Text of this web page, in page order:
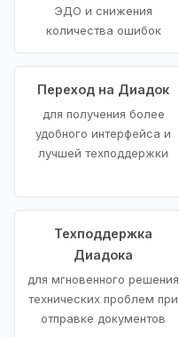
ЭДО и снижения
количества ошибок
Переход на Диадок
для получения более
удобного интерфейса и
лучшей техподдержки
Техподдержка
Диадока
для мгновенного решения
технических проблем при
отправке документов